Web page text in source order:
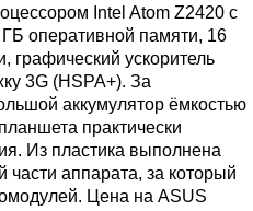
Intel Atom Z2420 с
ГБ оперативной памяти, 16
ускоритель
3G (HSPA+). За
аккумулятор ёмкостью
практически
Из пластика выполнена
части аппарата, за который
Цена на ASUS